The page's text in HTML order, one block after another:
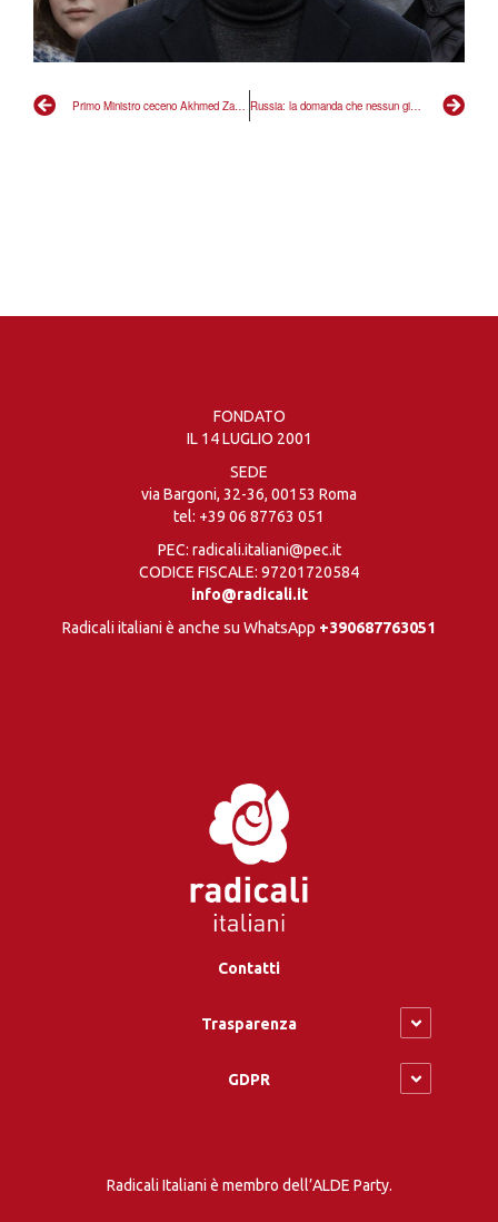
Russia: la domanda che nessun giornalista ha osato fare a Putin: dov’è Navalny?
FONDATO
IL 14 LUGLIO 2001
SEDE
via Bargoni, 32-36, 00153 Roma
tel: +39 06 87763 051
PEC: radicali.italiani@pec.it
CODICE FISCALE: 97201720584
info@radicali.it
Radicali italiani è anche su WhatsApp +390687763051
Contatti
Trasparenza
GDPR
Radicali Italiani è membro dell’ALDE Party.